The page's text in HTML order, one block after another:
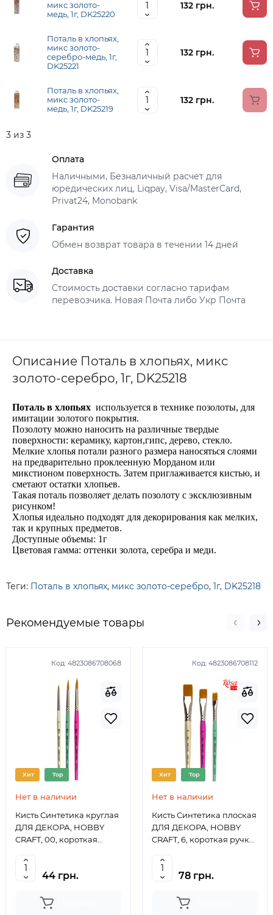
микс золото-
медь, 1г, DK25220
132 грн.
Поталь в хлопьях,
микс золото-
серебро-медь, 1г,
DK25221
132 грн.
Поталь в хлопьях,
микс золото-
медь, 1г, DK25219
132 грн.
3 из 3
Оплата
Наличными, Безналичный расчет для
юредических лиц, Liqpay, Visa/MasterCard,
Privat24, Monobank
Гарантия
Обмен возврат товара в течении 14 дней
Доставка
Стоимость доставки согласно тарифам
перевозчика. Новая Почта либо Укр Почта
Описание Поталь в хлопьях, микс
золото-серебро, 1г, DK25218
Поталь в хлопьях используется в технике позолоты, для
имитации золотого покрытия.
Позолоту можно наносить на различные твердые
поверхности: керамику, картон,гипс, дерево, стекло.
Мелкие хлопья потали разного размера наносяться слоями
на предварительно проклеенную Морданом или
микстионом поверхность. Затем приглаживается кистью, и
сметают остатки хлопьев.
Такая поталь позволяет делать позолоту с эксклюзивным
рисунком!
Хлопья идеально подходят для декорирования как мелких,
так и крупных предметов.
Доступные объемы: 1г
Цветовая гамма: оттенки золота, серебра и меди.
Теги: Поталь в хлопьях, микс золото-серебро, 1г, DK25218
Рекомендуемые товары
Код: 4823086708068
Хит Top
Нет в наличии
Кисть Синтетика круглая
ДЛЯ ДЕКОРА, HOBBY
CRAFT, 00, короткая
44 грн.
Код: 4823086708112
Хит Top
Нет в наличии
Кисть Синтетика плоская
ДЛЯ ДЕКОРА, HOBBY
CRAFT, 6, короткая ручка
78 грн.